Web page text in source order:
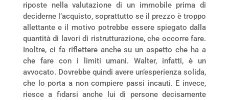
riposte nella valutazione di un immobile prima di
deciderne l’acquisto, soprattutto se il prezzo è troppo
allettante e il motivo potrebbe essere spiegato dalla
quantità di lavori di ristrutturazione, che occorre fare.
Inoltre, ci fa riflettere anche su un aspetto che ha a
che fare con i limiti umani. Walter, infatti, è un
avvocato. Dovrebbe quindi avere un’esperienza solida,
che lo porta a non compiere passi incauti. E invece,
riesce a fidarsi anche lui di persone decisamente